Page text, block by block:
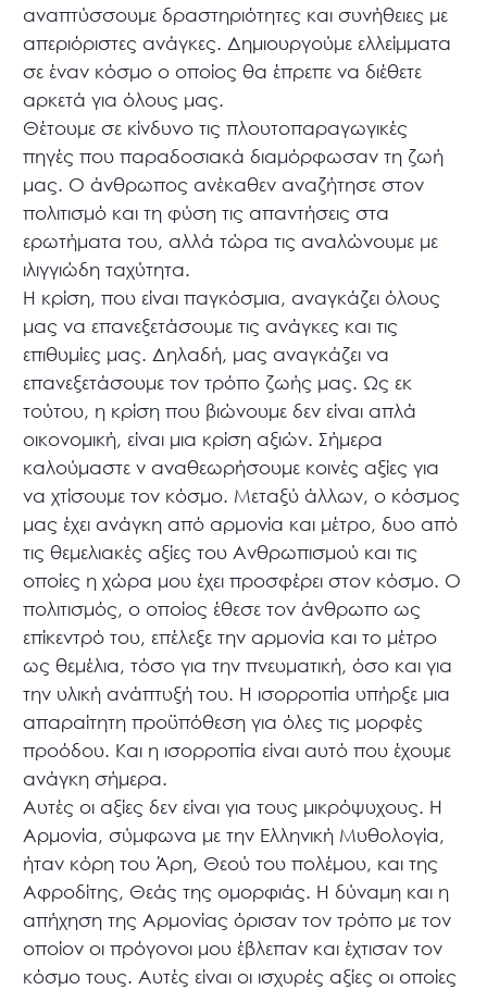
αναπτύσσουμε δραστηριότητες και συνήθειες με
απεριόριστες ανάγκες. Δημιουργούμε ελλείμματα
σε έναν κόσμο ο οποίος θα έπρεπε να διέθετε
αρκετά για όλους μας.
Θέτουμε σε κίνδυνο τις πλουτοπαραγωγικές
πηγές που παραδοσιακά διαμόρφωσαν τη ζωή
μας. Ο άνθρωπος ανέκαθεν αναζήτησε στον
πολιτισμό και τη φύση τις απαντήσεις στα
ερωτήματα του, αλλά τώρα τις αναλώνουμε με
ιλιγγιώδη ταχύτητα.
Η κρίση, που είναι παγκόσμια, αναγκάζει όλους
μας να επανεξετάσουμε τις ανάγκες και τις
επιθυμίες μας. Δηλαδή, μας αναγκάζει να
επανεξετάσουμε τον τρόπο ζωής μας. Ως εκ
τούτου, η κρίση που βιώνουμε δεν είναι απλά
οικονομική, είναι μια κρίση αξιών. Σήμερα
καλούμαστε ν αναθεωρήσουμε κοινές αξίες για
να χτίσουμε τον κόσμο. Μεταξύ άλλων, ο κόσμος
μας έχει ανάγκη από αρμονία και μέτρο, δυο από
τις θεμελιακές αξίες του Ανθρωπισμού και τις
οποίες η χώρα μου έχει προσφέρει στον κόσμο. Ο
πολιτισμός, ο οποίος έθεσε τον άνθρωπο ως
επίκεντρό του, επέλεξε την αρμονία και το μέτρο
ως θεμέλια, τόσο για την πνευματική, όσο και για
την υλική ανάπτυξή του. Η ισορροπία υπήρξε μια
απαραίτητη προϋπόθεση για όλες τις μορφές
προόδου. Και η ισορροπία είναι αυτό που έχουμε
ανάγκη σήμερα.
Αυτές οι αξίες δεν είναι για τους μικρόψυχους. Η
Αρμονία, σύμφωνα με την Ελληνική Μυθολογία,
ήταν κόρη του Άρη, Θεού του πολέμου, και της
Αφροδίτης, Θεάς της ομορφιάς. Η δύναμη και η
απήχηση της Αρμονίας όρισαν τον τρόπο με τον
οποίον οι πρόγονοι μου έβλεπαν και έχτισαν τον
κόσμο τους. Αυτές είναι οι ισχυρές αξίες οι οποίες